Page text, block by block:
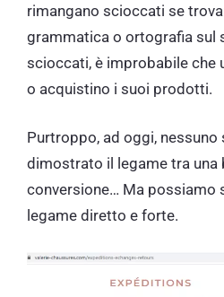
rimangano scioccati se
grammatica o ortografia sul
scioccati, è improbabile che
o acquistino i suoi prodotti.
Purtroppo, ad oggi, nessuno
dimostrato il legame tra una
conversione… Ma possiamo
legame diretto e forte.